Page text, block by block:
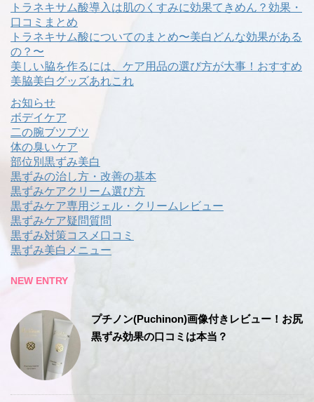
トラネキサム酸導入は肌のくすみに効果てきめん？効果・
口コミまとめ
トラネキサム酸についてのまとめ〜美白どんな効果がある
の？〜
美しい脇を作るには、ケア用品の選び方が大事！おすすめ
美脇美白グッズあれこれ
お知らせ
ボデイケア
二の腕ブツブツ
体の臭いケア
部位別黒ずみ美白
黒ずみの治し方・改善の基本
黒ずみケアクリーム選び方
黒ずみケア専用ジェル・クリームレビュー
黒ずみケア疑問質問
黒ずみ対策コスメ口コミ
黒ずみ美白メニュー
NEW ENTRY
プチノン(Puchinon)画像付きレビュー！お尻
黒ずみ効果の口コミは本当？